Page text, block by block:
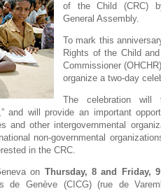
of the Child (CRC)
General Assembly.
To mark this
Rights of the Child
Commissioner
organize a two-day
The celebration
and will provide an important
and other intergovernmental
non-governmental
in the CRC.
on Thursday, 8 and Friday,
de Genève (CICG) (rue de